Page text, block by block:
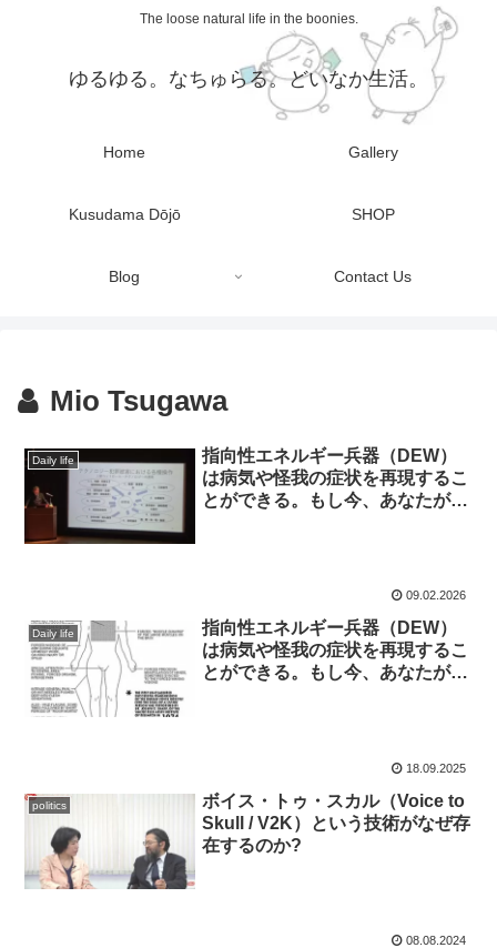
The loose natural life in the boonies.
ゆるゆる。なちゅらる。どいなか生活。
Home Gallery
Kusudama Dōjō SHOP
Blog Contact Us
Mio Tsugawa
Daily life
指向性エネルギー兵器（DEW）
は病気や怪我の症状を再現するこ
とができる。もし今、あなたが体
09.02.2026
Daily life
指向性エネルギー兵器（DEW）
は病気や怪我の症状を再現するこ
とができる。もし今、あなたが体
18.09.2025
politics
ボイス・トゥ・スカル（Voice to
Skull / V2K）という技術がなぜ存
在するのか?
08.08.2024